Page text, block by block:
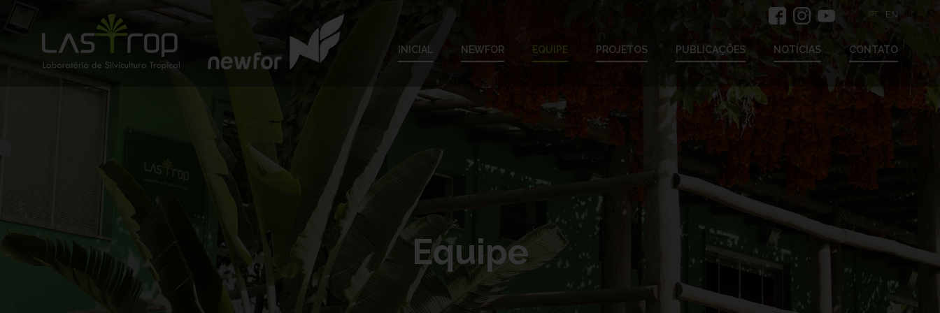
INICIAL NEWFOR EQUIPE PROJETOS PUBLICAÇÕES NOTÍCIAS CONTATO
PT EN
Equipe